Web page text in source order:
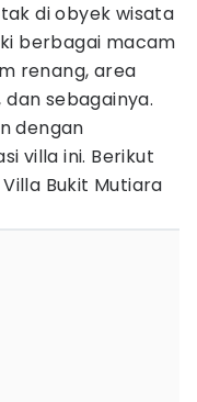
di obyek wisata
berbagai macam
renang, area
sebagainya.
dengan
villa ini. Berikut
Bukit Mutiara